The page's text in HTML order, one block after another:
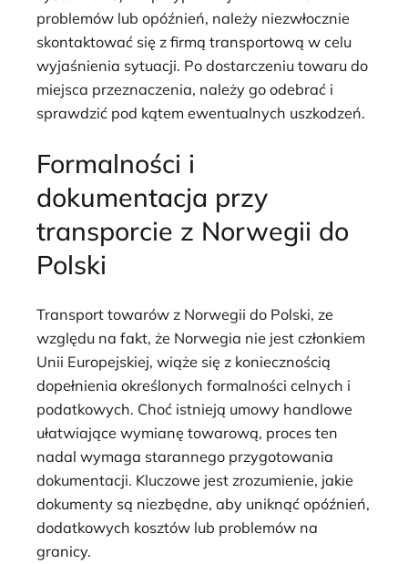
problemów lub opóźnień, należy niezwłocznie
skontaktować się z firmą transportową w celu
wyjaśnienia sytuacji. Po dostarczeniu towaru do
miejsca przeznaczenia, należy go odebrać i
sprawdzić pod kątem ewentualnych uszkodzeń.
Formalności i
dokumentacja przy
transporcie z Norwegii do
Polski
Transport towarów z Norwegii do Polski, ze
względu na fakt, że Norwegia nie jest członkiem
Unii Europejskiej, wiąże się z koniecznością
dopełnienia określonych formalności celnych i
podatkowych. Choć istnieją umowy handlowe
ułatwiające wymianę towarową, proces ten
nadal wymaga starannego przygotowania
dokumentacji. Kluczowe jest zrozumienie, jakie
dokumenty są niezbędne, aby uniknąć opóźnień,
dodatkowych kosztów lub problemów na
granicy.